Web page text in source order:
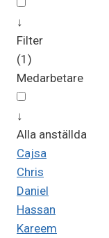
↓
Filter
(1)
Medarbetare
↓
Alla anställda
Cajsa
Chris
Daniel
Hassan
Kareem